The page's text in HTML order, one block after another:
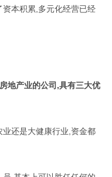
本积累,多元化经营已经
地产业的公司,具有三大优
还是大健康行业,资金都